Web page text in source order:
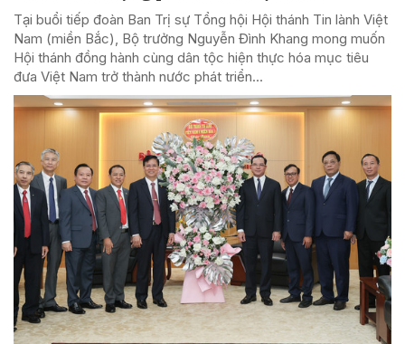
Tại buổi tiếp đoàn Ban Trị sự Tổng hội Hội thánh Tin lành Việt
Nam (miền Bắc), Bộ trưởng Nguyễn Đình Khang mong muốn
Hội thánh đồng hành cùng dân tộc hiện thực hóa mục tiêu
đưa Việt Nam trở thành nước phát triển...